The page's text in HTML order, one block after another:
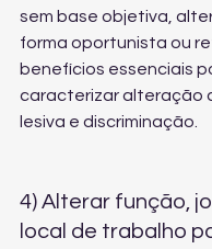
sem base objetiva,
forma oportunista ou
benefícios essenciais
caracterizar alteração
lesiva e discriminação.
4) Alterar função,
local de trabalho